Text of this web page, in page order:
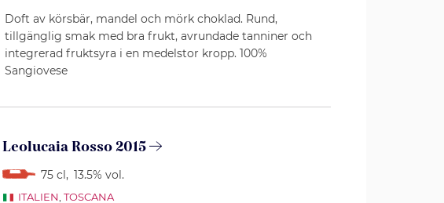
Doft av körsbär, mandel och mörk choklad. Rund,
tillgänglig smak med bra frukt, avrundade tanniner och
integrerad fruktsyra i en medelstor kropp. 100%
Sangiovese
Leolucaia Rosso 2015
75 cl, 13.5% vol.
ITALIEN TOSCANA